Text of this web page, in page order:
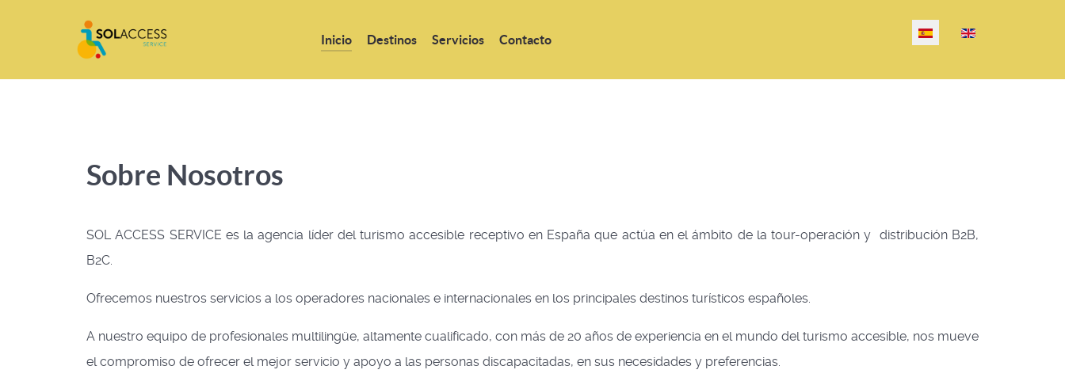
Inicio Destinos Servicios Contacto
Seleccione su idioma
Sobre Nosotros
SOL ACCESS SERVICE es la agencia líder del turismo accesible receptivo en España que actúa en el ámbito de la tour-operación y distribución B2B,
B2C.
Ofrecemos nuestros servicios a los operadores nacionales e internacionales en los principales destinos turísticos españoles.
A nuestro equipo de profesionales multilingüe, altamente cualificado, con más de 20 años de experiencia en el mundo del turismo accesible, nos mueve
el compromiso de ofrecer el mejor servicio y apoyo a las personas discapacitadas, en sus necesidades y preferencias.